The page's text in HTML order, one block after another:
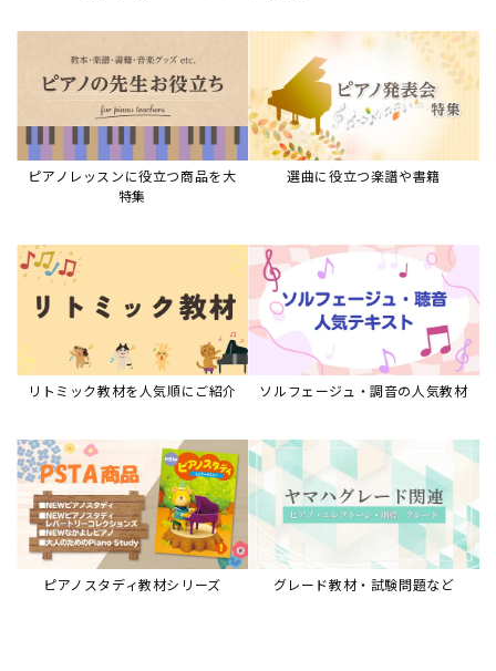
ピアノレッスンに役立つ商品を大
特集
選曲に役立つ楽譜や書籍
リトミック教材を人気順にご紹介 ソルフェージュ・調音の人気教材
ピアノスタディ教材シリーズ グレード教材・試験問題など